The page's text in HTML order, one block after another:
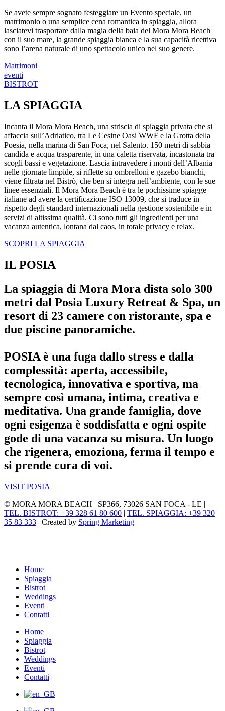
Se avete sempre sognato festeggiare un Evento speciale, un
matrimonio o una semplice cena romantica in spiaggia, allora
lasciatevi trasportare dalla magia della baia del Mora Mora Beach
con il suo mare, la grande spiaggia bianca e la sua capacità ricettiva
sono l’arena naturale di uno spettacolo unico nel suo genere.
Matrimoni
eventi
BISTROT
LA SPIAGGIA
Incanta il Mora Mora Beach, una striscia di spiaggia privata che si
affaccia sull’Adriatico, tra Le Cesine Oasi WWF e la Grotta della
Poesia, nella marina di San Foca, nel Salento. 150 metri di sabbia
candida e acqua trasparente, in una caletta riservata, incastonata tra
scogli bassi e vegetazione. Lascia intravedere i monti dell’Albania
nelle giornate limpide, si riflette su ombrelloni e gazebo bianchi,
viene filtrata nel Bistrò, che ben si integra nell’ambiente, con le sue
linee essenziali. Il Mora Mora Beach è tra le pochissime spiagge
italiane ad avere la certificazione ISO 13009, che si traduce in
rispetto degli standard internazionali nella gestione sostenibile e in
servizi di altissima qualità. Ci sono tutti gli ingredienti per una
vacanza autentica, lontana dal caos, in totale privacy e relax.
SCOPRI LA SPIAGGIA
IL POSIA
La spiaggia di Mora Mora dista solo 300
metri dal Posia Luxury Retreat & Spa, un
resort di 23 camere con ristorante, spa e
due piscine panoramiche.
POSIA è una fuga dallo stress e dalla
complessità: aperta, accessibile,
tecnologica, innovativa e sportiva, ma
sempre così umana, intima, creativa e
meditativa. Una grande famiglia, dove
ogni esigenza è soddisfatta e ogni ospite
gode di una vacanza su misura. Un luogo
che rigenera, emoziona, ferma il tempo e
si prende cura di voi.
VISIT POSIA
© MORA MORA BEACH | SP366, 73026 SAN FOCA - LE |
TEL. BISTROT: +39 328 61 80 600 | TEL. SPIAGGIA: +39 320
35 83 333 | Created by Spring Marketing
Home
Spiaggia
Bistrot
Weddings
Eventi
Contatti
Home
Spiaggia
Bistrot
Weddings
Eventi
Contatti